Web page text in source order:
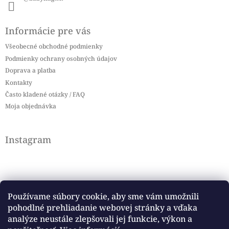
Používame súbory cookie, aby sme vám umožnili
pohodlné prehliadanie webovej stránky a vďaka
analýze neustále zlepšovali jej funkcie, výkon a
Informácie pre vás
Všeobecné obchodné podmienky
Podmienky ochrany osobných údajov
Doprava a platba
Kontakty
Často kladené otázky / FAQ
Moja objednávka
Instagram
Sledovať na Instagrame